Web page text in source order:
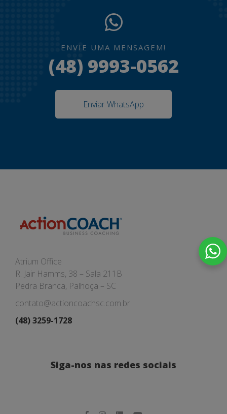
ENVIE UMA MENSAGEM!
(48) 9993-0562
Enviar WhatsApp
Atrium Office
R. Jair Hamms, 38 – Sala 211B
Pedra Branca, Palhoça – SC
contato@actioncoachsc.com.br
(48) 3259-1728
Siga-nos nas redes sociais